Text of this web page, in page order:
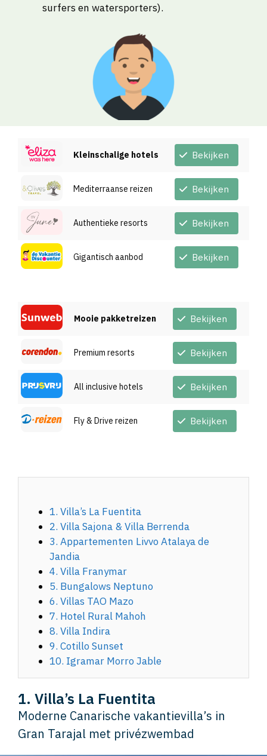
surfers en watersporters).
Kleinschalige hotels Bekijken
Mediterraanse reizen Bekijken
Authentieke resorts Bekijken
Gigantisch aanbod Bekijken
Mooie pakketreizen Bekijken
Premium resorts Bekijken
All inclusive hotels Bekijken
Fly & Drive reizen Bekijken
1. Villa’s La Fuentita
2. Villa Sajona & Villa Berrenda
3. Appartementen Livvo Atalaya de
Jandia
4. Villa Franymar
5. Bungalows Neptuno
6. Villas TAO Mazo
7. Hotel Rural Mahoh
8. Villa Indira
9. Cotillo Sunset
10. Igramar Morro Jable
1. Villa’s La Fuentita
Moderne Canarische vakantievilla’s in
Gran Tarajal met privézwembad